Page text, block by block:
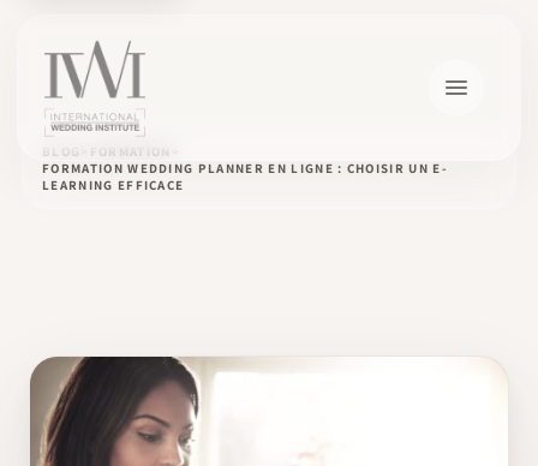
BLOG
FORMATION
FORMATION WEDDING PLANNER EN LIGNE : CHOISIR UN E-
LEARNING EFFICACE